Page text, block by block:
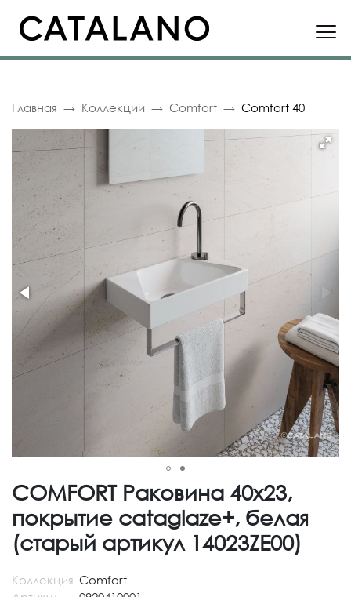
Главная Коллекции Comfort Comfort 40
COMFORT Раковина 40х23,
покрытие cataglaze+, белая
(старый артикул 14023ZE00)
Коллекция Comfort